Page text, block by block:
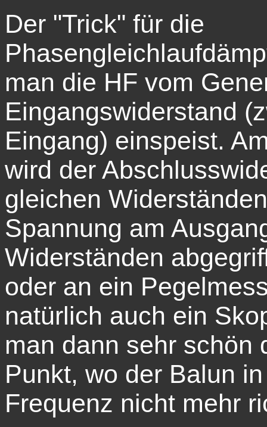
Der "Trick" für die
man die HF vom
Eingangswiderstand
Eingang) einspeist.
wird der
gleichen
Spannung am
Widerständen
oder an ein
natürlich auch ein
man dann sehr schön
Punkt, wo der Balun
Frequenz nicht mehr